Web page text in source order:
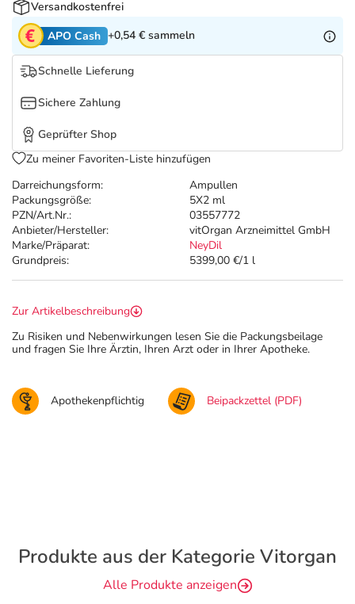
Tierapotheke
Vitamine & Mineralstoffe
Marken
Salus Deals
Darreichungsform:
Ampullen
Packungsgröße:
5X2 ml
PZN/Art.Nr.:
03557772
Anbieter/Hersteller:
vitOrgan Arzneimittel GmbH
Marke/Präparat:
NeyDil
Grundpreis:
5399,00 €/1 l
Versandkostenfrei
APO Cash +0,54 € sammeln
Schnelle Lieferung
Sichere Zahlung
Geprüfter Shop
Zu meiner Favoriten-Liste hinzufügen
Zur Artikelbeschreibung
Zu Risiken und Nebenwirkungen lesen Sie die Packungsbeilage
und fragen Sie Ihre Ärztin, Ihren Arzt oder in Ihrer Apotheke.
Apothekenpflichtig Beipackzettel (PDF)
Produkte aus der Kategorie Vitorgan
Alle Produkte anzeigen